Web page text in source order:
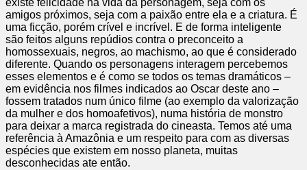
existe felicidade na vida da personagem, seja com os
amigos próximos, seja com a paixão entre ela e a criatura. É
uma ficção, porém crível e incrível. E de forma inteligente
são feitos alguns repúdios contra o preconceito a
homossexuais, negros, ao machismo, ao que é considerado
diferente. Quando os personagens interagem percebemos
esses elementos e é como se todos os temas dramáticos –
em evidência nos filmes indicados ao Oscar deste ano –
fossem tratados num único filme (ao exemplo da valorização
da mulher e dos homoafetivos), numa história de monstro
para deixar a marca registrada do cineasta. Temos até uma
referência à Amazônia e um respeito para com as diversas
espécies que existem em nosso planeta, muitas
desconhecidas ate então.